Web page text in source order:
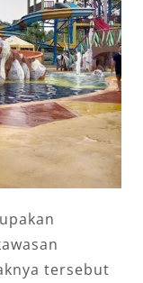
tersebut